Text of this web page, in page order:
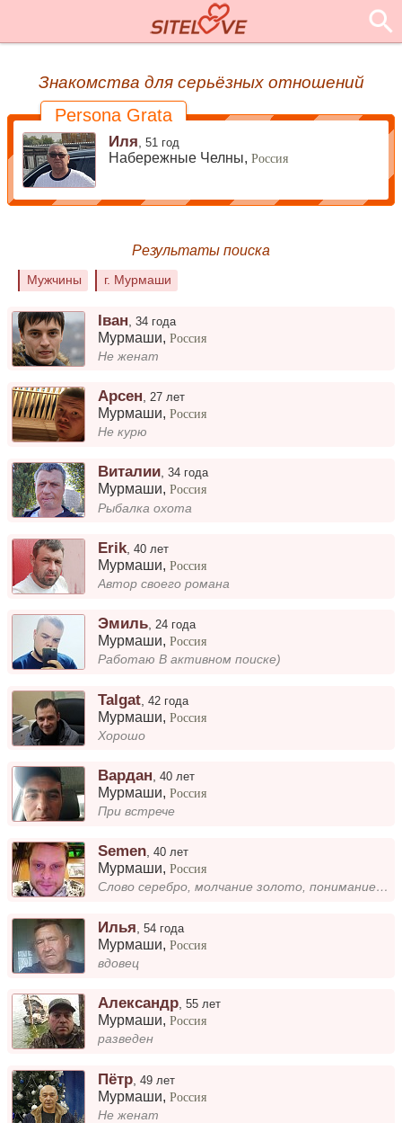
Знакомства для серьёзных отношений
Persona Grata
Иля ,51 год
Набережные Челны,Россия
Результаты поиска
Мужчины г. Мурмаши
Іван ,34 года
Мурмаши,Россия
Не женат
Арсен 27 лет
Мурмаши,Россия
Не курю
Виталии,34 года
Мурмаши,Россия
Рыбалка охота
Erik ,40 лет
Мурмаши,Россия
Автор своего романа
Эмиль 24 года
Мурмаши,Россия
Работаю В активном поиске)
Talgat ,42 года
Мурмаши,Россия
Хорошо
Вардан ,40 лет
Мурмаши,Россия
При встрече
Semen,40 лет
Мурмаши,Россия
Слово серебро, молчание золото, понимание платина.
Илья ,54 года
Мурмаши,Россия
вдовец
Александр ,55 лет
Мурмаши,Россия
разведен
Пётр ,49 лет
Мурмаши,Россия
Не женат